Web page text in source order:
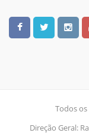
Todos
Direção Geral: